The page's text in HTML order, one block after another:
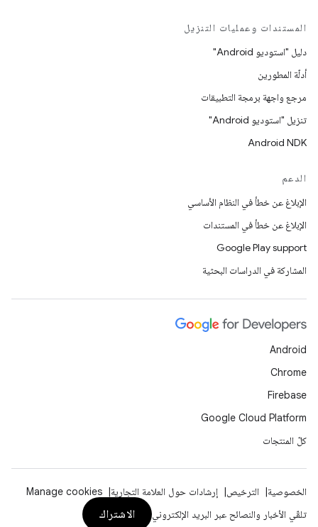
المستندات وعمليات التنزيل
دليل "استوديو Android"
أدلّة المطورين
مرجع واجهة برمجة التطبيقات
تنزيل "استوديو Android"
Android NDK
الدعم
الإبلاغ عن خطأ في النظام الأساسي
الإبلاغ عن خطأ في المستندات
Google Play support
المشاركة في الدراسات البحثية
Android
Chrome
Firebase
Google Cloud Platform
كلّ المنتجات
الخصوصية الترخيص إرشادات حول العلامة التجارية
Manage cookies
تلقّي الأخبار والنصائح عبر البريد الإلكتروني
الاشتراك